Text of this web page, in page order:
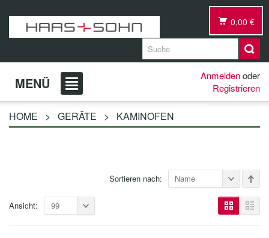
0,00 €
MENÜ Anmeldenoder
Registrieren
HOME > GERÄTE > KAMINOFEN
Sortieren nach: Name
Ansicht: 99